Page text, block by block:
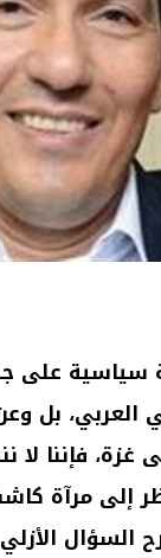
سياسية على
العربي، بل
غزة، فإننا لا
إلى مرآة
السؤال الأزلي